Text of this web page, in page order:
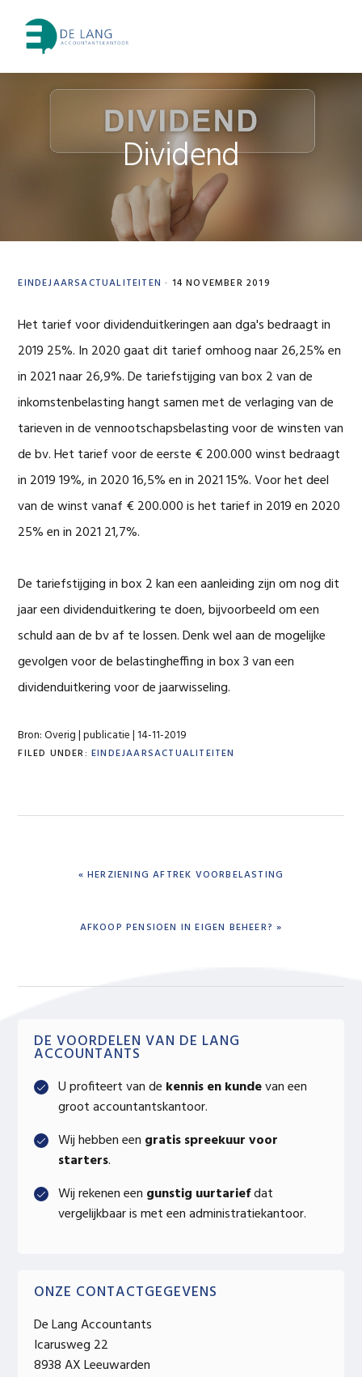
primary
navigation
content
primary
sidebar
footer
Dividend
EINDEJAARSACTUALITEITEN · 14 NOVEMBER 2019
Het tarief voor dividenduitkeringen aan dga's bedraagt in
2019 25%. In 2020 gaat dit tarief omhoog naar 26,25% en
in 2021 naar 26,9%. De tariefstijging van box 2 van de
inkomstenbelasting hangt samen met de verlaging van de
tarieven in de vennootschapsbelasting voor de winsten van
de bv. Het tarief voor de eerste € 200.000 winst bedraagt
in 2019 19%, in 2020 16,5% en in 2021 15%. Voor het deel
van de winst vanaf € 200.000 is het tarief in 2019 en 2020
25% en in 2021 21,7%.
De tariefstijging in box 2 kan een aanleiding zijn om nog dit
jaar een dividenduitkering te doen, bijvoorbeeld om een
schuld aan de bv af te lossen. Denk wel aan de mogelijke
gevolgen voor de belastingheffing in box 3 van een
dividenduitkering voor de jaarwisseling.
Bron: Overig | publicatie | 14-11-2019
FILED UNDER: EINDEJAARSACTUALITEITEN
PREVIOUS
« HERZIENING AFTREK VOORBELASTING
NEXT
AFKOOP PENSIOEN IN EIGEN BEHEER? »
Primary
Sidebar
DE VOORDELEN VAN DE LANG
ACCOUNTANTS
U profiteert van de kennis en kundevan een
groot accountantskantoor.
Wij hebben een gratis spreekuur voor
starters.
Wij rekenen een gunstig uurtariefdat
vergelijkbaar is met een administratiekantoor.
ONZE CONTACTGEGEVENS
De Lang Accountants
Icarusweg 22
8938 AX Leeuwarden